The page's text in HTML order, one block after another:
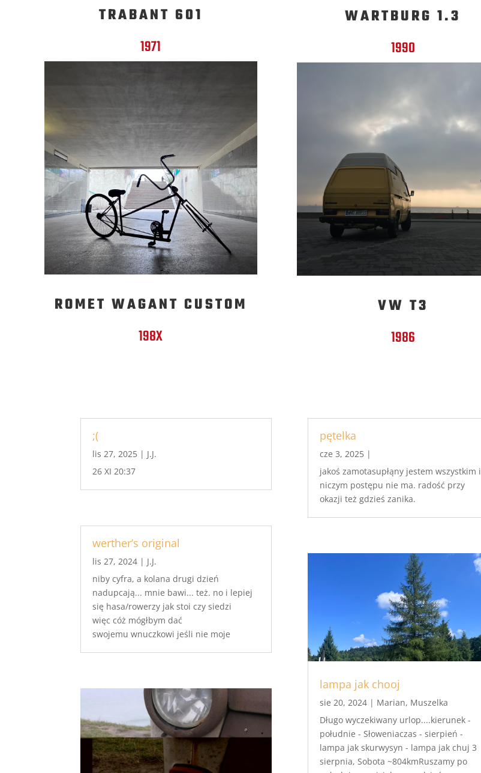
TRABANT 601
1971
ROMET WAGANT CUSTOM
198X
WARTBURG 1.3
1990
VW T3
1986
;(
lis 27, 2025 | J.J.
26 XI 20:37
werther’s original
lis 27, 2024 | J.J.
niby cyfra, a kolana drugi dzień
nadupcają... mnie bawi... też. no i lepiej
się hasa/rowerzy jak stoi czy siedzi
więc cóż mógłbym dać
swojemu wnuczkowi jeśli nie moje
pętelka
cze 3, 2025|
jakoś zamotasupłąny jestem wszystkim i
niczym postępu nie ma. radość przy
okazji też gdzieś zanika.
lampa jak chooj
sie 20, 2024| Marian, Muszelka
Długo wyczekiwany urlop....kierunek -
południe - Słoweniaczas - sierpień -
lampa jak skurwysyn - lampa jak chuj 3
sierpnia, Sobota ~804kmRuszamy po